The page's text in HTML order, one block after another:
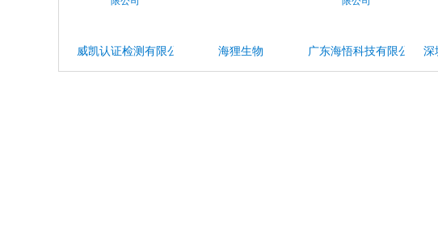
威凯认证检测有限公司 海狸生物 广东海悟科技有限公司 深